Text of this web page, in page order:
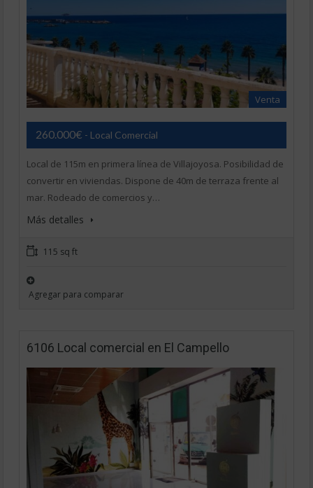
Venta
260.000€ - Local Comercial
Local de 115m en primera línea de Villajoyosa. Posibilidad de
convertir en viviendas. Dispone de 40m de terraza frente al
mar. Rodeado de comercios y…
Más detalles
115 sq ft
Agregar para comparar
6106 Local comercial en El Campello